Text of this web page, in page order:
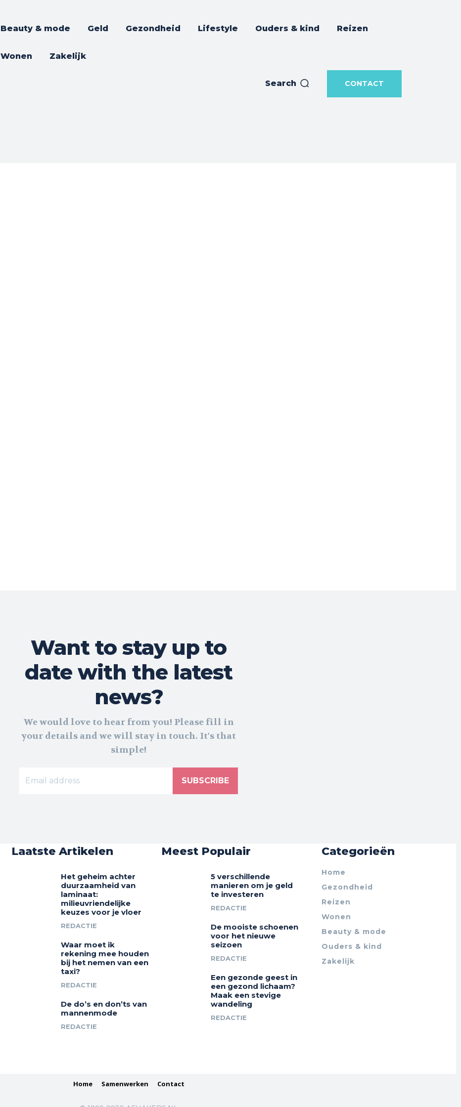
Beauty & mode Geld Gezondheid Lifestyle Ouders & kind Reizen
Wonen Zakelijk
Search CONTACT
Want to stay up to
date with the latest
news?
We would love to hear from you! Please fill in
your details and we will stay in touch. It's that
simple!
SUBSCRIBE
Laatste Artikelen
Het geheim achter
duurzaamheid van
laminaat:
milieuvriendelijke
keuzes voor je vloer
REDACTIE
Waar moet ik
rekening mee houden
bij het nemen van een
taxi?
REDACTIE
De do’s en don’ts van
mannenmode
REDACTIE
Meest Populair
5 verschillende
manieren om je geld
te investeren
REDACTIE
De mooiste schoenen
voor het nieuwe
seizoen
REDACTIE
Een gezonde geest in
een gezond lichaam?
Maak een stevige
wandeling
REDACTIE
Categorieën
Home
Gezondheid
Reizen
Wonen
Beauty & mode
Ouders & kind
Zakelijk
Home Samenwerken Contact